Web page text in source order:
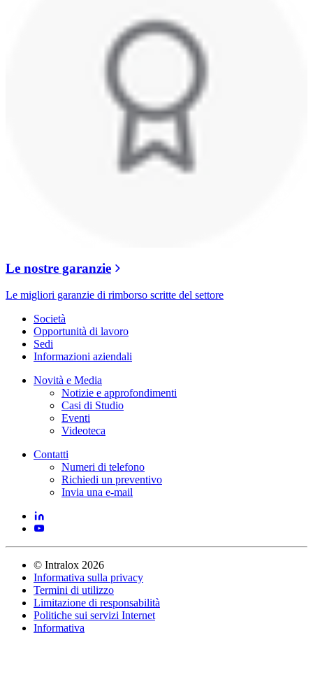
Le nostre garanzie
Le migliori garanzie di rimborso scritte del settore
Società
Opportunità di lavoro
Sedi
Informazioni aziendali
Novità e Media
Notizie e approfondimenti
Casi di Studio
Eventi
Videoteca
Contatti
Numeri di telefono
Richiedi un preventivo
Invia una e-mail
© Intralox 2026
Informativa sulla privacy
Termini di utilizzo
Limitazione di responsabilità
Politiche sui servizi Internet
Informativa